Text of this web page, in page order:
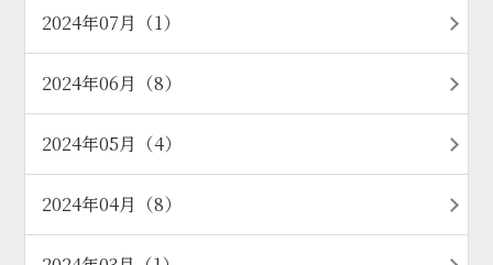
2024年07月（1）
2024年06月（8）
2024年05月（4）
2024年04月（8）